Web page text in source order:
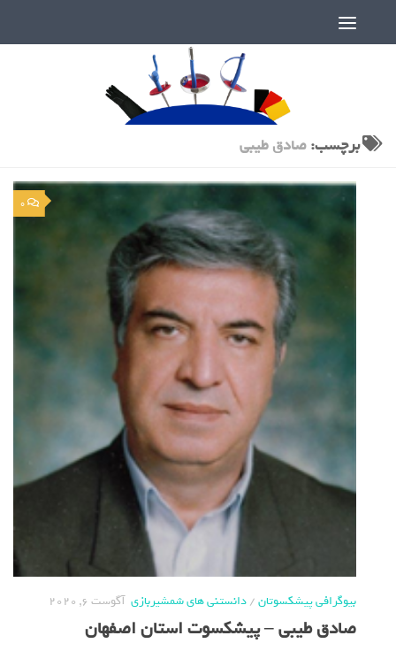
برچسب:صادق طیبی
0
بیوگرافی پیشکسوتان/دانستنی های شمشیربازی آگوست 6, 2020
صادق طیبی – پیشکسوت استان اصفهان